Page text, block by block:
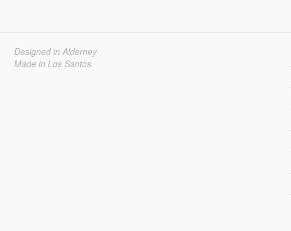
Designed in Alderney
Made in Los Santos